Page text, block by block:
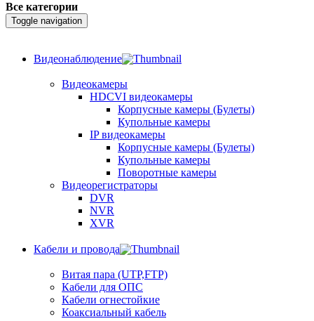
Все категории
Toggle navigation
Видеонаблюдение
Видеокамеры
HDCVI видеокамеры
Корпусные камеры (Булеты)
Купольные камеры
IP видеокамеры
Корпусные камеры (Булеты)
Купольные камеры
Поворотные камеры
Видеорегистраторы
DVR
NVR
XVR
Кабели и провода
Витая пара (UTP,FTP)
Кабели для ОПС
Кабели огнестойкие
Коаксиальный кабель